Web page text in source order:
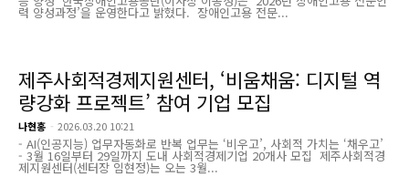
력 양성과정’을 운영한다고 밝혔다. 장애인고용 전문...
제주사회적경제지원센터, ‘비움채움: 디지털 역
량강화 프로젝트’ 참여 기업 모집
나현홍 - 2026.03.20 10:21
- AI(인공지능) 업무자동화로 반복 업무는 ‘비우고’, 사회적 가치는 ‘채우고’
- 3월 16일부터 29일까지 도내 사회적경제기업 20개사 모집 제주사회적경
제지원센터(센터장 임현정)는 오는 3월...